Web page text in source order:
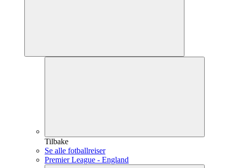
Tilbake
Se alle fotballreiser
Premier League - England